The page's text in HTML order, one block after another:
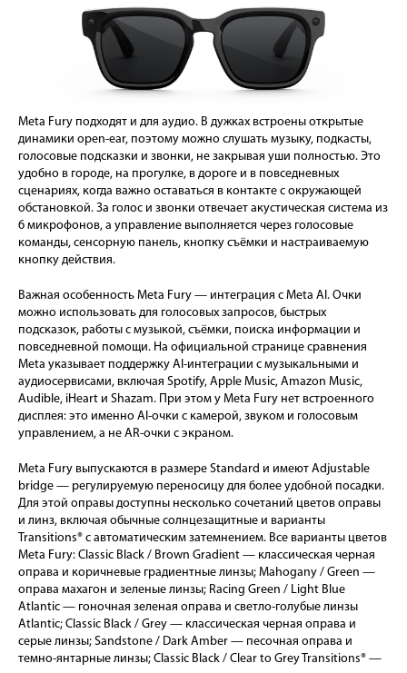
Meta Fury подходят и для аудио. В дужках встроены открытые
динамики open-ear, поэтому можно слушать музыку, подкасты,
голосовые подсказки и звонки, не закрывая уши полностью. Это
удобно в городе, на прогулке, в дороге и в повседневных
сценариях, когда важно оставаться в контакте с окружающей
обстановкой. За голос и звонки отвечает акустическая система из
6 микрофонов, а управление выполняется через голосовые
команды, сенсорную панель, кнопку съёмки и настраиваемую
кнопку действия.
Важная особенность Meta Fury — интеграция с Meta AI. Очки
можно использовать для голосовых запросов, быстрых
подсказок, работы с музыкой, съёмки, поиска информации и
повседневной помощи. На официальной странице сравнения
Meta указывает поддержку AI-интеграции с музыкальными и
аудиосервисами, включая Spotify, Apple Music, Amazon Music,
Audible, iHeart и Shazam. При этом у Meta Fury нет встроенного
дисплея: это именно AI-очки с камерой, звуком и голосовым
управлением, а не AR-очки с экраном.
Meta Fury выпускаются в размере Standard и имеют Adjustable
bridge — регулируемую переносицу для более удобной посадки.
Для этой оправы доступны несколько сочетаний цветов оправы
и линз, включая обычные солнцезащитные и варианты
Transitions® с автоматическим затемнением. Все варианты цветов
Meta Fury: Classic Black / Brown Gradient — классическая черная
оправа и коричневые градиентные линзы; Mahogany / Green —
оправа махагон и зеленые линзы; Racing Green / Light Blue
Atlantic — гоночная зеленая оправа и светло-голубые линзы
Atlantic; Classic Black / Grey — классическая черная оправа и
серые линзы; Sandstone / Dark Amber — песочная оправа и
темно-янтарные линзы; Classic Black / Clear to Grey Transitions® —